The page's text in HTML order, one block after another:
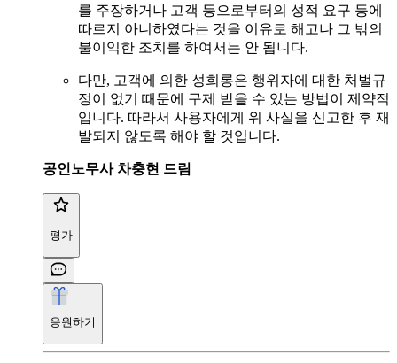
를 주장하거나 고객 등으로부터의 성적 요구 등에
따르지 아니하였다는 것을 이유로 해고나 그 밖의
불이익한 조치를 하여서는 안 됩니다.
다만, 고객에 의한 성희롱은 행위자에 대한 처벌규
정이 없기 때문에 구제 받을 수 있는 방법이 제약적
입니다. 따라서 사용자에게 위 사실을 신고한 후 재
발되지 않도록 해야 할 것입니다.
공인노무사 차충현 드림
평가
응원하기